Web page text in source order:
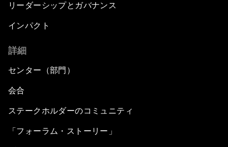
リーダーシップとガバナンス
インパクト
詳細
センター（部門）
会合
ステークホルダーのコミュニティ
「フォーラム・ストーリー」